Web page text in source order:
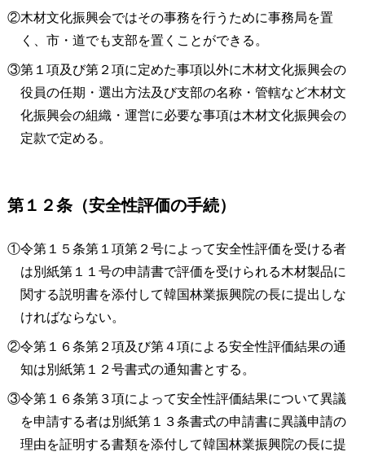
②木材文化振興会ではその事務を行うために事務局を置
く、市・道でも支部を置くことができる。
③第１項及び第２項に定めた事項以外に木材文化振興会の
役員の任期・選出方法及び支部の名称・管轄など木材文
化振興会の組織・運営に必要な事項は木材文化振興会の
定款で定める。
第１２条（安全性評価の手続）
①令第１５条第１項第２号によって安全性評価を受ける者
は別紙第１１号の申請書で評価を受けられる木材製品に
関する説明書を添付して韓国林業振興院の長に提出しな
ければならない。
②令第１６条第２項及び第４項による安全性評価結果の通
知は別紙第１２号書式の通知書とする。
③令第１６条第３項によって安全性評価結果について異議
を申請する者は別紙第１３条書式の申請書に異議申請の
理由を証明する書類を添付して韓国林業振興院の長に提